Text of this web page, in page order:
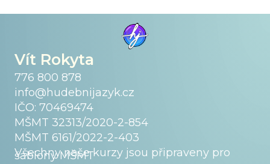
Vít Rokyta
776 800 878
info@hudebnijazyk.cz
IČO: 70469474
MŠMT 32313/2020-2-854
MŠMT 6161/2022-2-403
Všechny naše kurzy jsou připraveny pro
šablony MŠMT